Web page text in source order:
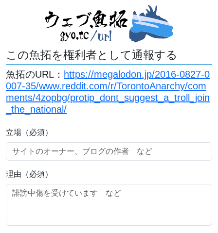
この魚拓を権利者として通報する
魚拓のURL： https://megalodon.jp/2016-0827-0
007-35/www.reddit.com/r/TorontoAnarchy/com
ments/4zopbg/protip_dont_suggest_a_troll_join
_the_national/
立場（必須）
理由（必須）